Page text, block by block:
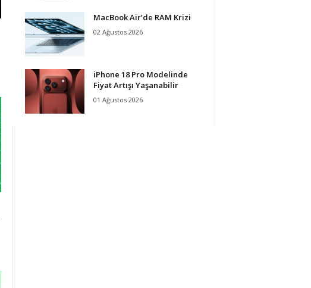
MacBook Air’de RAM Krizi
02 Ağustos 2026
iPhone 18 Pro Modelinde
Fiyat Artışı Yaşanabilir
01 Ağustos 2026